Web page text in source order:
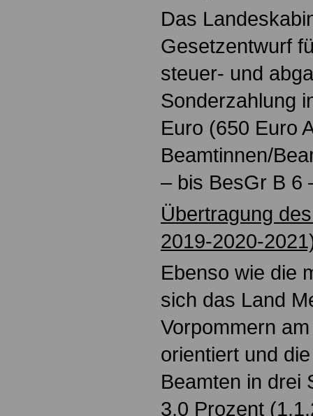
Das
Gesetzentwurf
steuer- und
Sonderzahlung
Euro (650 Euro
Beamtinnen/
– bis BesGr B 6
Übertragung
2019-2020-
Ebenso wie die
sich das Land
Vorpommern
orientiert und
Beamten in drei
3,0 Prozent